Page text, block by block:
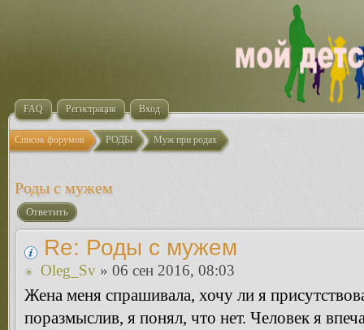
FAQ Регистрация Вход
Список форумов РОДЫ Муж при родах
Роды с мужем
Ответить
Re: Роды с мужем
Oleg_Sv » 06 сен 2016, 08:03
Жена меня спрашивала, хочу ли я
поразмыслив, я понял, что нет. Человек я